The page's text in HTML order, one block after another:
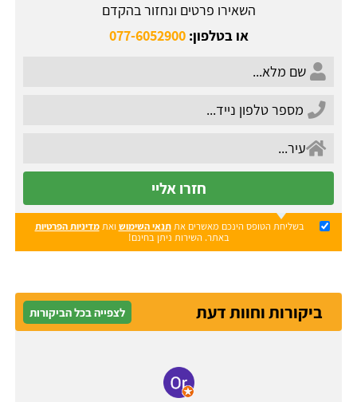
השאירו פרטים ונחזור בהקדם
או בטלפון:077-6052900
חזרו אליי
בשליחת הטופס הינכם מאשרים אתתנאי השימוש ואתמדיניות הפרטיות
באתר. השירות ניתן בחינם!
ביקורות וחוות דעת לצפייה בכל הביקורות